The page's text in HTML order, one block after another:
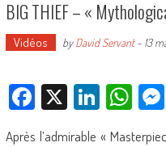
BIG THIEF – «
Vidéos byDavid Servant- 13
Facebook
X
Après l’admirable «